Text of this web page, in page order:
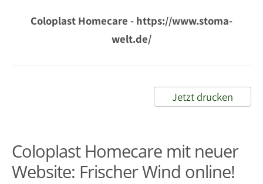
Coloplast Homecare - https://www.stoma-
welt.de/
Jetzt drucken
Coloplast Homecare mit neuer
Website: Frischer Wind online!